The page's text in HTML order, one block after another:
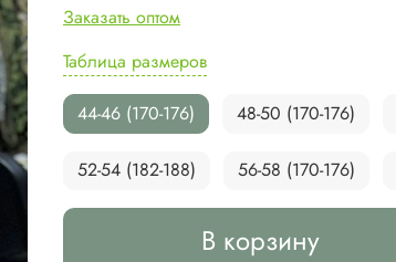
Заказать оптом
Таблица размеров
В корзину
44-46 (170-176) 48-50 (170-176)
52-54 (182-188) 56-58 (170-176)